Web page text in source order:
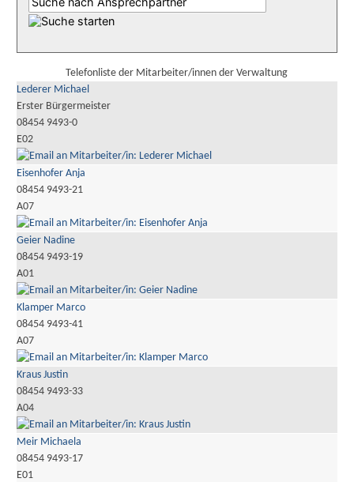
Telefonliste der Mitarbeiter/innen der Verwaltung
Lederer Michael
Erster Bürgermeister
08454 9493-0
E02
Eisenhofer Anja
08454 9493-21
A07
Geier Nadine
08454 9493-19
A01
Klamper Marco
08454 9493-41
A07
Kraus Justin
08454 9493-33
A04
Meir Michaela
08454 9493-17
E01